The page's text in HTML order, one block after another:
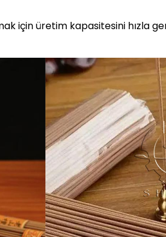
için üretim kapasitesini hızla